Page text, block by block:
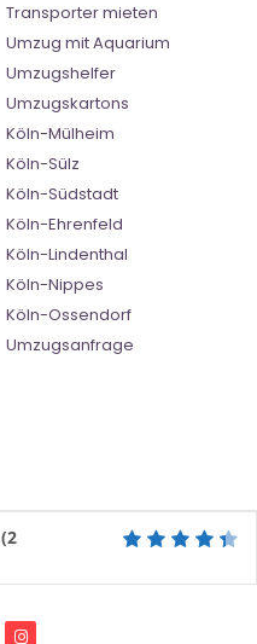
Transporter mieten
Umzug mit Aquarium
Umzugshelfer
Umzugskartons
Köln-Mülheim
Köln-Sülz
Köln-Südstadt
Köln-Ehrenfeld
Köln-Lindenthal
Köln-Nippes
Köln-Ossendorf
Umzugsanfrage
(2